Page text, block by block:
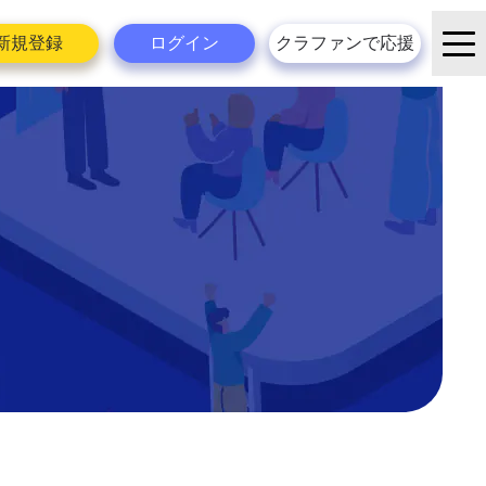
規登録 ログイン クラファンで応援